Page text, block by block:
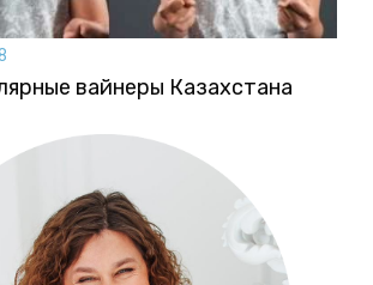
вайнеры Казахстана